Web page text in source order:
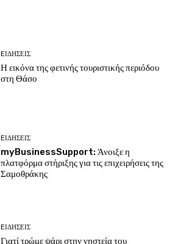
EΙΔΗΣΕΙΣ
Η εικόνα της φετινής τουριστικής περιόδου
στη Θάσο
EΙΔΗΣΕΙΣ
myBusinessSupport: Άνοιξε η
πλατφόρμα στήριξης για τις επιχειρήσεις της
Σαμοθράκης
EΙΔΗΣΕΙΣ
Γιατί τρώμε ψάρι στην νηστεία του